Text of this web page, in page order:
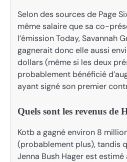
Selon des sources de Page
même salaire que sa co-
l’émission Today, Savannah
gagnerait donc elle aussi
dollars (même si les deux
probablement bénéficié
ayant signé son premier
Quels sont les revenus de
Kotb a gagné environ 8
(probablement plus), tandis
Jenna Bush Hager est